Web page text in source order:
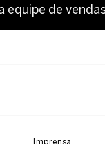
equipe de
Imprensa